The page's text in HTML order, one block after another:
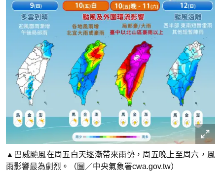
▲巴威颱風在周五白天逐漸帶來雨勢，周五晚上至周六，風
雨影響最為劇烈。（圖／中央氣象署cwa.gov.tw）